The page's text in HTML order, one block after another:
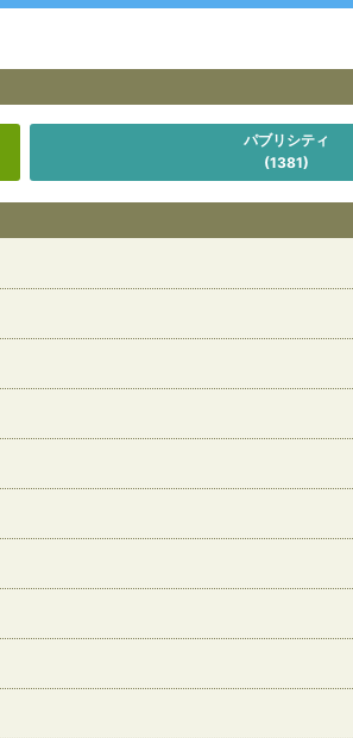
パブリシティ
(1381)